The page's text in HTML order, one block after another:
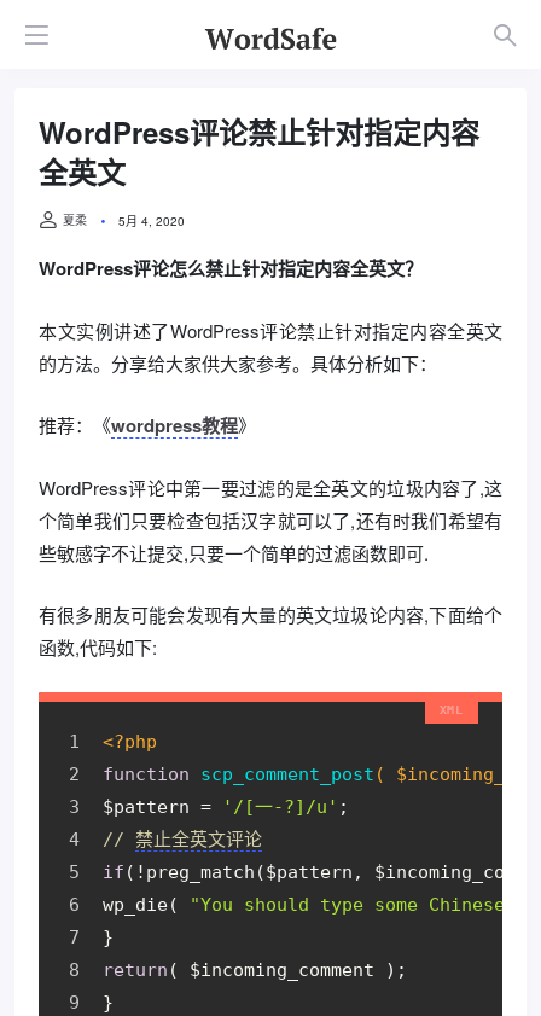
WordPress评论禁止针对指定内容
全英文
夏柔 5月 4, 2020
WordPress评论怎么禁止针对指定内容全英文？
本文实例讲述了WordPress评论禁止针对指定内容全英文
的方法。分享给大家供大家参考。具体分析如下：
推荐：《wordpress教程》
WordPress评论中第一要过滤的是全英文的垃圾内容了,这
个简单我们只要检查包括汉字就可以了,还有时我们希望有
些敏感字不让提交,只要一个简单的过滤函数即可.
有很多朋友可能会发现有大量的英文垃圾论内容,下面给个
函数,代码如下:
<?php
function
scp_comment_post (
$pattern =
'/[一-?]/u' ;
// 禁止全英文评论
if (!preg_match($pattern,
wp_die(
"You should type some Chinese
}
return ( $incoming_comment );
}